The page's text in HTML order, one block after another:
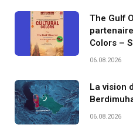
The Gulf
Colors –
06.08.2026
La vision
06.08.2026